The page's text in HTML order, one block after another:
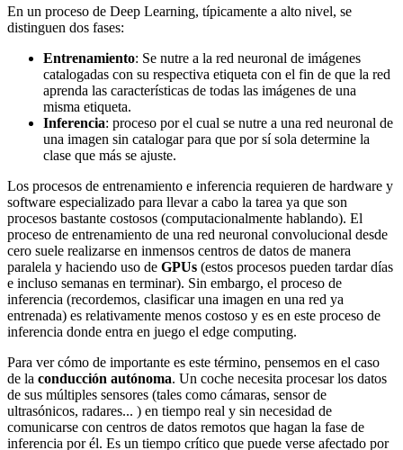
En un proceso de Deep Learning, típicamente a alto nivel, se
distinguen dos fases:
Entrenamiento: Se nutre a la red neuronal de imágenes
catalogadas con su respectiva etiqueta con el fin de que la red
aprenda las características de todas las imágenes de una
misma etiqueta.
Inferencia: proceso por el cual se nutre a una red neuronal de
una imagen sin catalogar para que por sí sola determine la
clase que más se ajuste.
Los procesos de entrenamiento e inferencia requieren de hardware y
software especializado para llevar a cabo la tarea ya que son
procesos bastante costosos (computacionalmente hablando). El
proceso de entrenamiento de una red neuronal convolucional desde
cero suele realizarse en inmensos centros de datos de manera
paralela y haciendo uso de GPUs (estos procesos pueden tardar días
e incluso semanas en terminar). Sin embargo, el proceso de
inferencia (recordemos, clasificar una imagen en una red ya
entrenada) es relativamente menos costoso y es en este proceso de
inferencia donde entra en juego el edge computing.
Para ver cómo de importante es este término, pensemos en el caso
de la conducción autónoma. Un coche necesita procesar los datos
de sus múltiples sensores (tales como cámaras, sensor de
ultrasónicos, radares... ) en tiempo real y sin necesidad de
comunicarse con centros de datos remotos que hagan la fase de
inferencia por él. Es un tiempo crítico que puede verse afectado por